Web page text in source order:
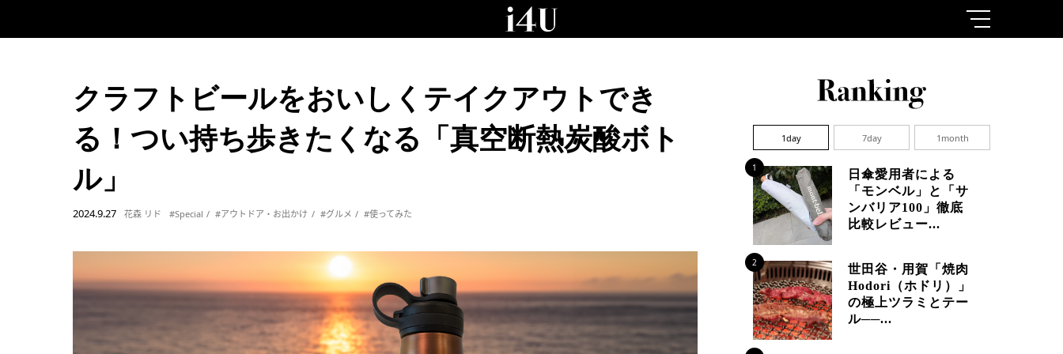
クラフトビールをおいしくテイクアウトでき
る！つい持ち歩きたくなる「真空断熱炭酸ボト
ル」
2024.9.27 花森 リド #Special #アウトドア・お出かけ #グルメ #使ってみた
1day 7day 1month
1
日傘愛用者による
「モンベル」と「サ
ンバリア100」徹底
比較レビュー...
2
世田谷・用賀「焼肉
Hodori（ホドリ）」
の極上ツラミとテー
ル──...